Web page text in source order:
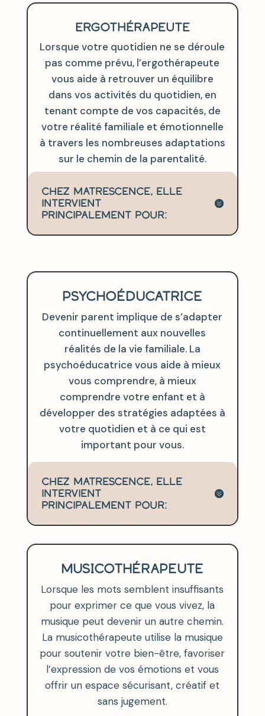
ERGOTHÉRAPEUTE
Lorsque votre quotidien ne se déroule
pas comme prévu, l’ergothérapeute
vous aide à retrouver un équilibre
dans vos activités du quotidien, en
tenant compte de vos capacités, de
votre réalité familiale et émotionnelle
à travers les nombreuses adaptations
sur le chemin de la parentalité.
Chez Matrescence, elle
intervient
principalement pour:
PSYCHOÉDUCATRICE
Devenir parent implique de s’adapter
continuellement aux nouvelles
réalités de la vie familiale. La
psychoéducatrice vous aide à mieux
vous comprendre, à mieux
comprendre votre enfant et à
développer des stratégies adaptées à
votre quotidien et à ce qui est
important pour vous.
Chez Matrescence, elle
intervient
principalement pour:
MUSICOTHÉRAPEUTE
Lorsque les mots semblent insuffisants
pour exprimer ce que vous vivez, la
musique peut devenir un autre chemin.
La musicothérapeute utilise la musique
pour soutenir votre bien-être, favoriser
l’expression de vos émotions et vous
offrir un espace sécurisant, créatif et
sans jugement.